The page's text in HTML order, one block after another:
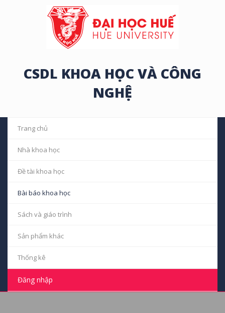
CSDL KHOA HỌC VÀ CÔNG
NGHỆ
Trang chủ
Nhà khoa học
Đề tài khoa học
Bài báo khoa học
Sách và giáo trình
Sản phẩm khác
Thống kê
Đăng nhập